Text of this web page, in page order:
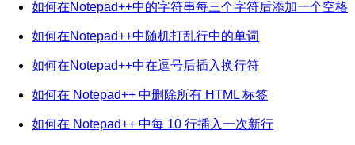
如何在Notepad++中的字符串每三个字符后添加一个空格
如何在Notepad++中随机打乱行中的单词
如何在Notepad++中在逗号后插入换行符
如何在 Notepad++ 中删除所有 HTML 标签
如何在 Notepad++ 中每 10 行插入一次新行